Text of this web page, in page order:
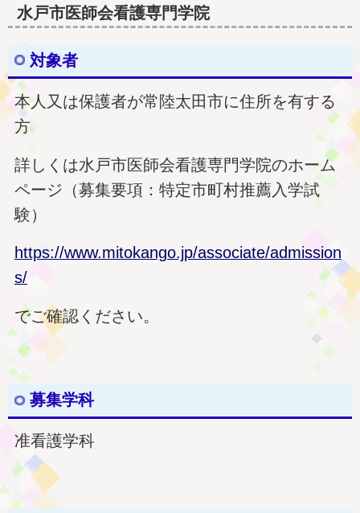
水戸市医師会看護専門学院
対象者
本人又は保護者が常陸太田市に住所を有する
方
詳しくは水戸市医師会看護専門学院のホーム
ページ（募集要項：特定市町村推薦入学試
験）
https://www.mitokango.jp/associate/admission
s/
でご確認ください。
募集学科
准看護学科